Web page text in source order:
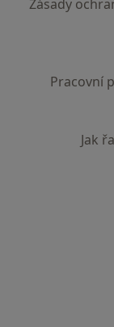
Zásady
Pracovní
Jak